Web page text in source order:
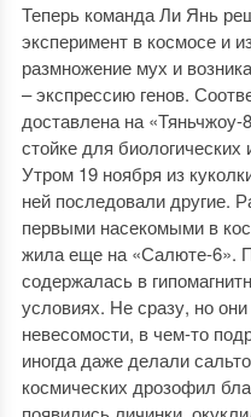
Теперь команда Ли Янь
эксперимент в космосе и
размножение мух и
– экспрессию генов.
доставлена на
стойке для биологических
Утром 19 ноября из
ней последовали другие.
первыми насекомыми в
жила еще на «Салюте-6».
содержалась в
условиях. Не сразу, но
невесомости, в чем-то
иногда даже делали
космических дрозофил